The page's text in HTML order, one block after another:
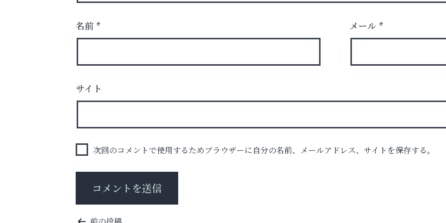
「相続」無料相談会カフェ
整体院エスコート・芦屋サロ
名前 * メール *
サイト
次回のコメントで使用するためブラウザーに自分の名前、メールアドレス、サイトを保存する。